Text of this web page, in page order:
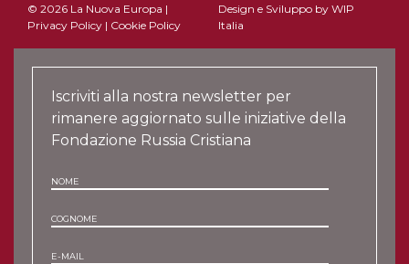
© 2026 La Nuova Europa |
Privacy Policy | Cookie Policy
Design e Sviluppo by WIP
Italia
Iscriviti alla nostra newsletter per
rimanere aggiornato sulle iniziative della
Fondazione Russia Cristiana
NOME
COGNOME
E-MAIL